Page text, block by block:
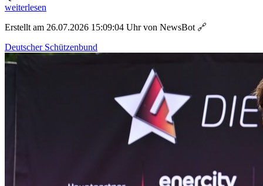
weiterlesen
Erstellt am 26.07.2026 15:09:04 Uhr von NewsBot 🔗
Deutscher Schützenbund